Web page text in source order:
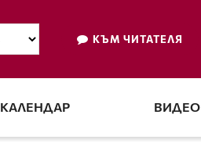
КЪМ ЧИТАТЕЛЯ
КАЛЕНДАР ВИДЕО